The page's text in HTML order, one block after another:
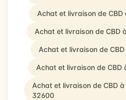
Achat et livraison de
Achat et livraison de CBD
Achat et livraison de
Achat et livraison de
Achat et livraison de CBD
32600